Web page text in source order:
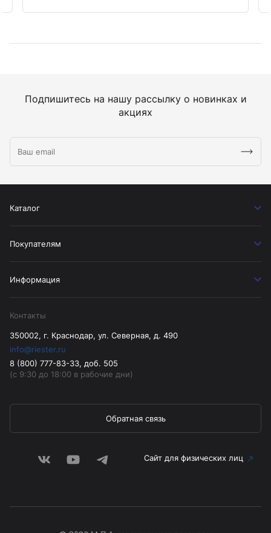
Подпишитесь на нашу рассылку о новинках и
акциях
Каталог
Покупателям
Информация
Контакты
350002, г. Краснодар, ул. Северная, д. 490
info@riester.ru
8 (800) 777-83-33, доб. 505
(с 9:30 до 18:00 в рабочие дни)
Обратная связь
Сайт для физических лиц